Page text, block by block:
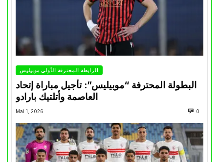
الرابطة المحترفة الأولى موبيليس
البطولة المحترفة “موبيليس”: تأجيل مباراة إتحاد
العاصمة وأتلتيك بارادو
Mai 1, 2026 0